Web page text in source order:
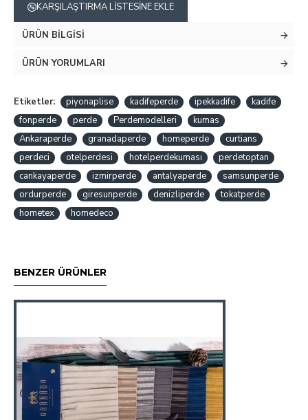
KARŞILAŞTIRMA LISTESINE EKLE
ÜRÜN BILGISI
ÜRÜN YORUMLARI
Etiketler: piyonaplise kadifeperde ipekkadife
kadife
fonperde
perde Perdemodelleri
kumas
Ankaraperde
granadaperde homeperde
curtians
perdeci
otelperdesi hotelperdekuması
perdetoptan
cankayaperde
izmirperde antalyaperde
samsunperde
ordurperde
giresunperde denizliperde
tokatperde
hometex
homedeco
BENZER ÜRÜNLER